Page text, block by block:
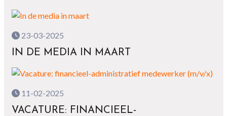
23-03-2025
IN DE MEDIA IN MAART
11-02-2025
VACATURE: FINANCIEEL-